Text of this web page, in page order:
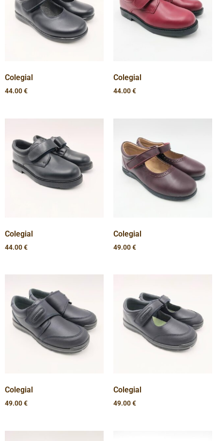
Colegial
44.00€
Colegial
44.00€
Colegial
44.00€
Colegial
49.00€
Colegial
49.00€
Colegial
49.00€